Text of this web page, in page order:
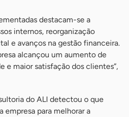
destacam-se a
internos, reorganização
e avanços na gestão financeira.
alcançou um aumento de
e maior satisfação dos clientes”,
do ALI detectou o que
empresa para melhorar a